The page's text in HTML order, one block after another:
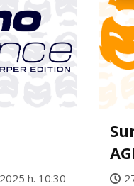
h. 10:30
vs.